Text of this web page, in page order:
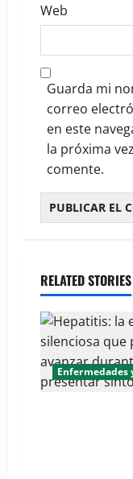
Web
Guarda mi
correo
en este
la próxima
comente.
RELATED STORIES
Enfermedades